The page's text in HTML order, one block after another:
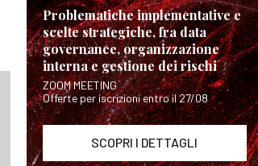
Problematiche implementative e
scelte strategiche, fra data
governance, organizzazione
interna e gestione dei rischi
ZOOM MEETING
Offerte per iscrizioni entro il 27/08
SCOPRI I DETTAGLI